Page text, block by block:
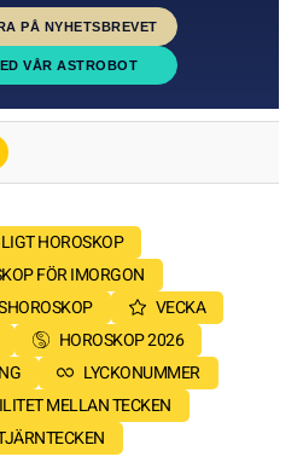
PÅ NYHETSBREVET
VÅR ASTROBOT
HOROSKOP
FÖR IMORGON
VECKA
HOROSKOP 2026
LYCKONUMMER
MELLAN TECKEN